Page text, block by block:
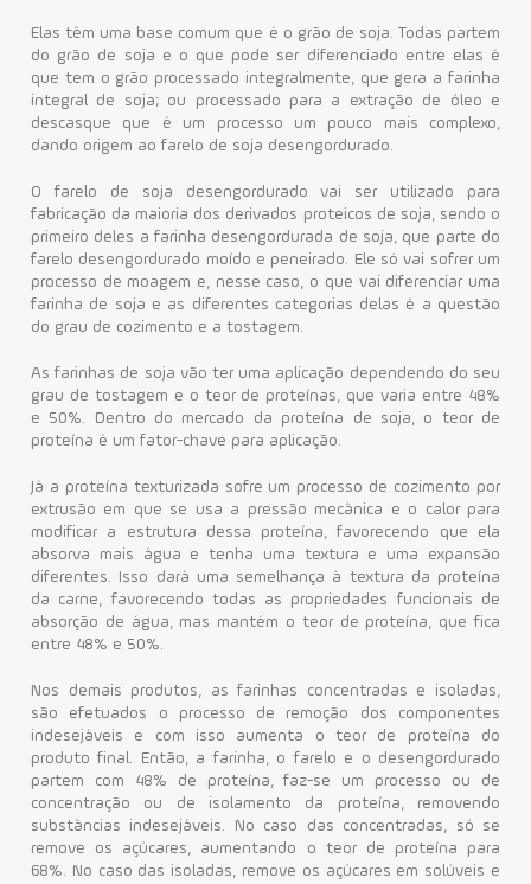
Elas têm uma base comum que é o grão de soja. Todas partem
do grão de soja e o que pode ser diferenciado entre elas é
que tem o grão processado integralmente, que gera a farinha
integral de soja; ou processado para a extração de óleo e
descasque que é um processo um pouco mais complexo,
dando origem ao farelo de soja desengordurado.
O farelo de soja desengordurado vai ser utilizado para
fabricação da maioria dos derivados proteicos de soja, sendo o
primeiro deles a farinha desengordurada de soja, que parte do
farelo desengordurado moído e peneirado. Ele só vai sofrer um
processo de moagem e, nesse caso, o que vai diferenciar uma
farinha de soja e as diferentes categorias delas é a questão
do grau de cozimento e a tostagem.
As farinhas de soja vão ter uma aplicação dependendo do seu
grau de tostagem e o teor de proteínas, que varia entre 48%
e 50%. Dentro do mercado da proteína de soja, o teor de
proteína é um fator-chave para aplicação.
Já a proteína texturizada sofre um processo de cozimento por
extrusão em que se usa a pressão mecânica e o calor para
modificar a estrutura dessa proteína, favorecendo que ela
absorva mais água e tenha uma textura e uma expansão
diferentes. Isso dará uma semelhança à textura da proteína
da carne, favorecendo todas as propriedades funcionais de
absorção de água, mas mantém o teor de proteína, que fica
entre 48% e 50%.
Nos demais produtos, as farinhas concentradas e isoladas,
são efetuados o processo de remoção dos componentes
indesejáveis e com isso aumenta o teor de proteína do
produto final. Então, a farinha, o farelo e o desengordurado
partem com 48% de proteína, faz-se um processo ou de
concentração ou de isolamento da proteína, removendo
substâncias indesejáveis. No caso das concentradas, só se
remove os açúcares, aumentando o teor de proteína para
68%. No caso das isoladas, remove os açúcares em solúveis e